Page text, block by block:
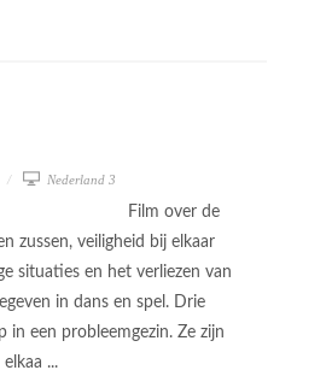
Nederland 3
Film over de
zussen, veiligheid bij elkaar
situaties en het verliezen van
in dans en spel. Drie
in een probleemgezin. Ze zijn
...